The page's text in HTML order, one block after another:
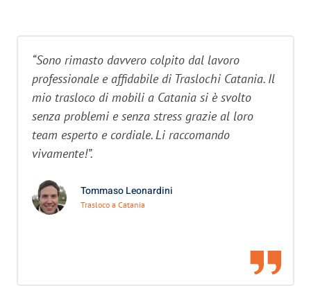
“Sono rimasto davvero colpito dal lavoro
professionale e affidabile di Traslochi Catania. Il
mio trasloco di mobili a Catania si è svolto
senza problemi e senza stress grazie al loro
team esperto e cordiale. Li raccomando
vivamente!”.
Tommaso Leonardini
Trasloco a Catania